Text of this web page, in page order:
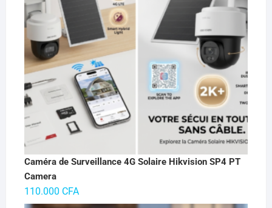
Caméra de Surveillance 4G Solaire Hikvision SP4 PT
Camera
110.000 CFA